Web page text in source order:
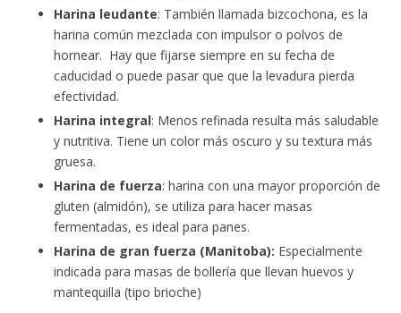
Harina leudante: También llamada bizcochona, es la
harina común mezclada con impulsor o polvos de
hornear. Hay que fijarse siempre en su fecha de
caducidad o puede pasar que que la levadura pierda
efectividad.
Harina integral: Menos refinada resulta más saludable
y nutritiva. Tiene un color más oscuro y su textura más
gruesa.
Harina de fuerza: harina con una mayor proporción de
gluten (almidón), se utiliza para hacer masas
fermentadas, es ideal para panes.
Harina de gran fuerza (Manitoba): Especialmente
indicada para masas de bollería que llevan huevos y
mantequilla (tipo brioche)